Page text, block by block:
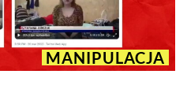
MANIPULACJA